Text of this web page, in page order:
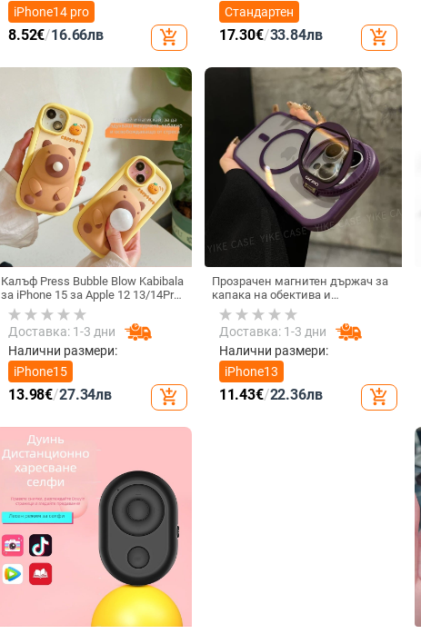
iPhone14 pro
8.52€/16.66лв add_shopping_cart
Стандартен
17.30€/33.84лв add_shopping_cart
Калъф Press Bubble Blow Kabibala
за iPhone 15 за Apple 12 13/14Pro
Max, устойчив на изпускане 11
Доставка: 1-3 дни
Налични размери:
iPhone15
13.98€/27.34лв add_shopping_cart
Прозрачен магнитен държач за
капака на обектива и
удароустойчив твърд калъф за
iPhone 17 Pro Max
Доставка: 1-3 дни
Налични размери:
iPhone13
11.43€/22.36лв add_shopping_cart